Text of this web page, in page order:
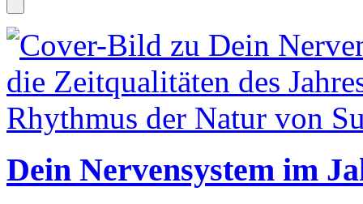
Dein Nervensystem im